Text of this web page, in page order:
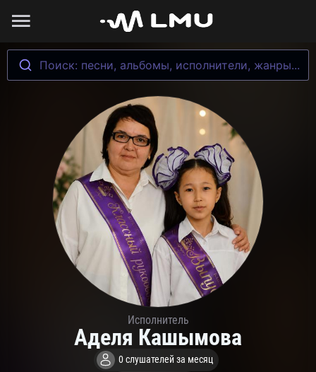
Поиск: песни, альбомы, исполнители, жанры...
Исполнитель
Аделя Кашымова
0 слушателей за месяц